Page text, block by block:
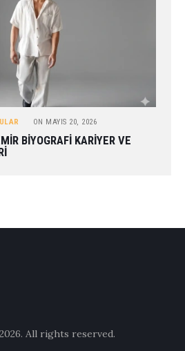
ON MAYIS 20, 2026
BIYOGRAFI KARIYER VE
All rights reserved.